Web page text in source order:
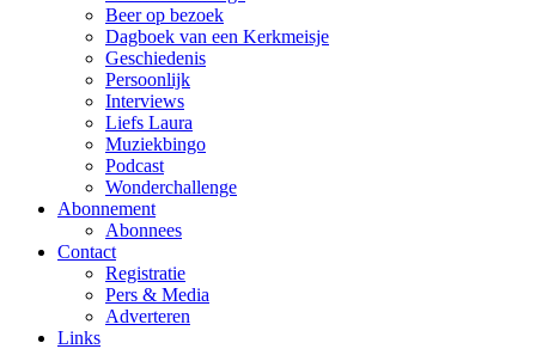
Beer op bezoek
Dagboek van een Kerkmeisje
Geschiedenis
Persoonlijk
Interviews
Liefs Laura
Muziekbingo
Podcast
Wonderchallenge
Abonnement
Abonnees
Contact
Registratie
Pers & Media
Adverteren
Links